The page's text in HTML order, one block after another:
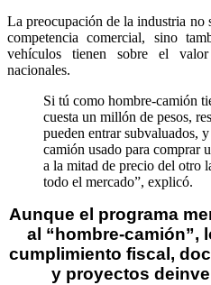
La preocupación de la industria no
competencia comercial, sino
vehículos tienen sobre el
nacionales.
Si tú como hombre-camión
cuesta un millón de pesos,
pueden entrar subvaluados,
camión usado para comprar
a la mitad de precio del otro
todo el mercado”, explicó.
Aunque el programa
al “hombre-camión”,
cumplimiento fiscal,
y proyectos de